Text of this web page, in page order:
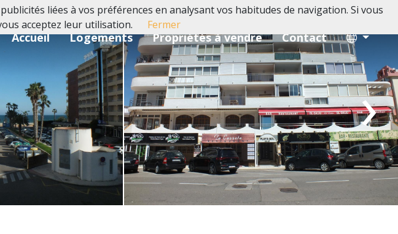
Accueil Logements Propriétés à vendre Contact
›
liées à vos préférences en analysant vos habitudes de navigation. Si vous
acceptez leur utilisation.
Fermer